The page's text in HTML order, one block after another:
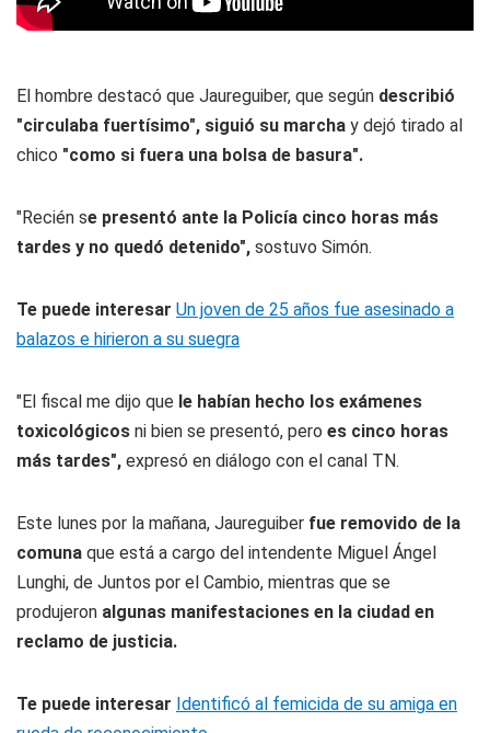
El hombre destacó que Jaureguiber, que según describió
"circulaba fuertísimo", siguió su marcha y dejó tirado al
chico "como si fuera una bolsa de basura".
"Recién se presentó ante la Policía cinco horas más
tardes y no quedó detenido", sostuvo Simón.
Te puede interesar Un joven de 25 años fue asesinado a
balazos e hirieron a su suegra
"El fiscal me dijo que le habían hecho los exámenes
toxicológicos ni bien se presentó, pero es cinco horas
más tardes", expresó en diálogo con el canal TN.
Este lunes por la mañana, Jaureguiber fue removido de la
comuna que está a cargo del intendente Miguel Ángel
Lunghi, de Juntos por el Cambio, mientras que se
produjeron algunas manifestaciones en la ciudad en
reclamo de justicia.
Te puede interesar Identificó al femicida de su amiga en